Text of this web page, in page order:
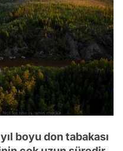
boyu don tabakası